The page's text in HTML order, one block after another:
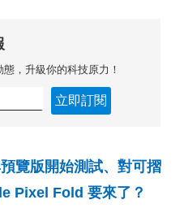
，升級你的科技原力！
立即訂閱
覽版開始測試、對可摺
Pixel Fold 要來了？